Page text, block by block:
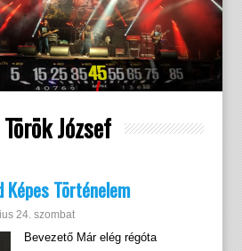
Török József
Képes Történelem
24. szombat
Bevezető Már elég régóta